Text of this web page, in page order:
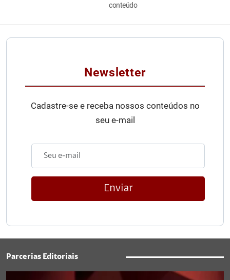
conteúdo
Newsletter
Cadastre-se e receba nossos conteúdos no
seu e-mail
Enviar
Parcerias Editoriais